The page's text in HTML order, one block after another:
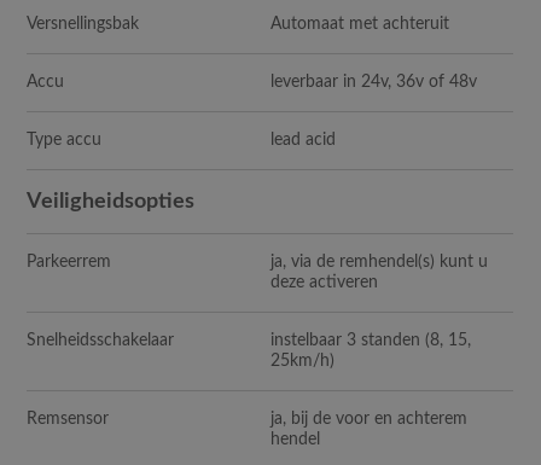
Versnellingsbak Automaat met achteruit
Accu leverbaar in 24v, 36v of 48v
Type accu lead acid
Veiligheidsopties
Parkeerrem
ja, via de remhendel(s) kunt u
deze activeren
Snelheidsschakelaar
instelbaar 3 standen (8, 15,
25km/h)
Remsensor
ja, bij de voor en achterem
hendel